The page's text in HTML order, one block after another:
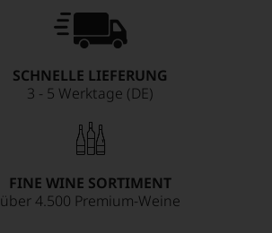
SCHNELLE LIEFERUNG
3 - 5 Werktage (DE)
FINE WINE SORTIMENT
über 4.500 Premium-Weine